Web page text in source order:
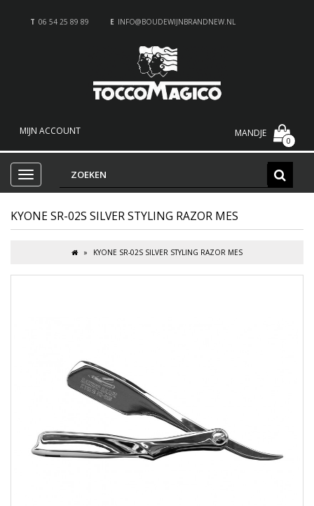
T 06 54 25 89 89 E INFO@BOUDEWIJNBRANDNEW.NL
MIJN ACCOUNT MANDJE
0
KYONE SR-02S SILVER STYLING RAZOR MES
KYONE SR-02S SILVER STYLING RAZOR MES